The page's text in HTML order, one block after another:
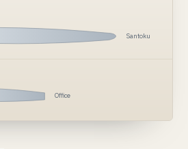
Santoku
Office